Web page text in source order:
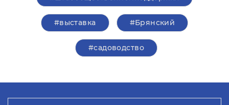
#выставка #Брянский
#садоводство